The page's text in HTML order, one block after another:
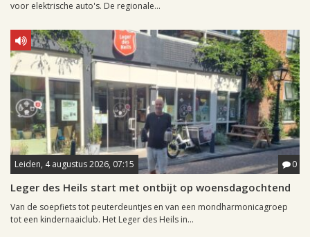
voor elektrische auto's. De regionale...
Leiden, 4 augustus 2026, 07:15 0
Leger des Heils start met ontbijt op woensdagochtend
Van de soepfiets tot peuterdeuntjes en van een mondharmonicagroep
tot een kindernaaiclub. Het Leger des Heils in...